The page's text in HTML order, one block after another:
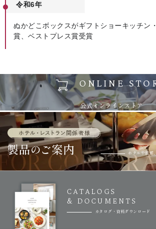
令和6年
ぬかどこボックスがギフトショーキッチン
賞、ベストプレス賞受賞
ONLINE
公式オンラインストア
ホテルや旅館
CATALOGS
& DOCUMENTS
カタログ・資料ダウンロード